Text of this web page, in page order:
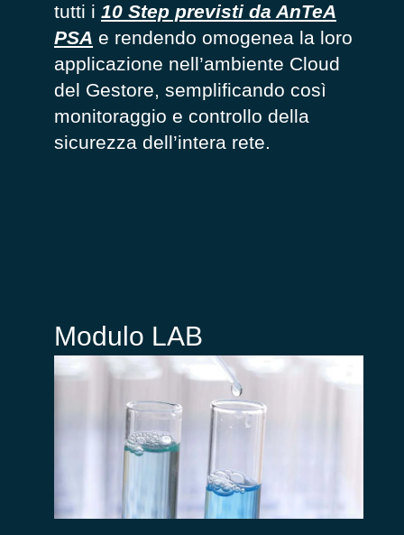
tutti i 10 Step previsti da AnTeA
PSA e rendendo omogenea la loro
applicazione nell’ambiente Cloud
del Gestore, semplificando così
monitoraggio e controllo della
sicurezza dell’intera rete.
Modulo LAB